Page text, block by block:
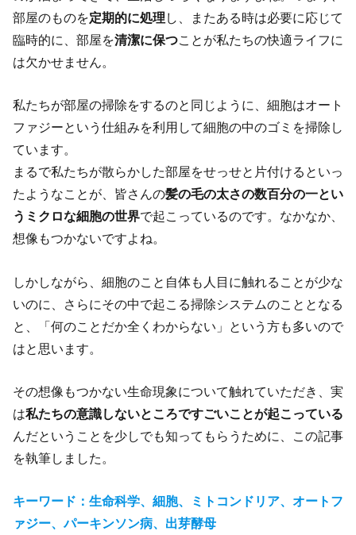
部屋のものを定期的に処理 し、またある時は必要に応じて
臨時的に、部屋を清潔に保つことが私たちの快適ライフに
は欠かせません。
私たちが部屋の掃除をするのと同じように、細胞はオート
ファジーという仕組みを利用して細胞の中のゴミを掃除し
ています。
まるで私たちが散らかした部屋をせっせと片付けるといっ
たようなことが、皆さんの髪の毛の太さの数百分の一とい
うミクロな細胞の世界で起こっているのです。なかなか、
想像もつかないですよね。
しかしながら、細胞のこと自体も人目に触れることが少な
いのに、さらにその中で起こる掃除システムのこととなる
と、「何のことだか全くわからない」という方も多いので
はと思います。
その想像もつかない生命現象について触れていただき、実
は私たちの意識しないところですごいことが起こっている
んだということを少しでも知ってもらうために、この記事
を執筆しました。
キーワード：生命科学、細胞、ミトコンドリア、オートフ
ァジー、パーキンソン病、出芽酵母